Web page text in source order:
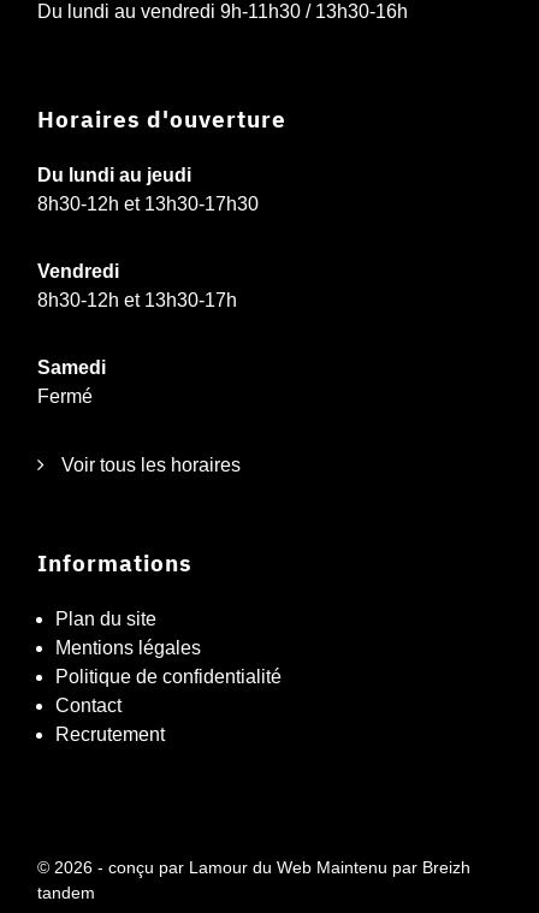
Du lundi au vendredi 9h-11h30 / 13h30-16h
Horaires d'ouverture
Du lundi au jeudi
8h30-12h et 13h30-17h30
Vendredi
8h30-12h et 13h30-17h
Samedi
Fermé
Voir tous les horaires
Informations
Plan du site
Mentions légales
Politique de confidentialité
Contact
Recrutement
© 2026 - conçu par Lamour du Web Maintenu par Breizh
tandem